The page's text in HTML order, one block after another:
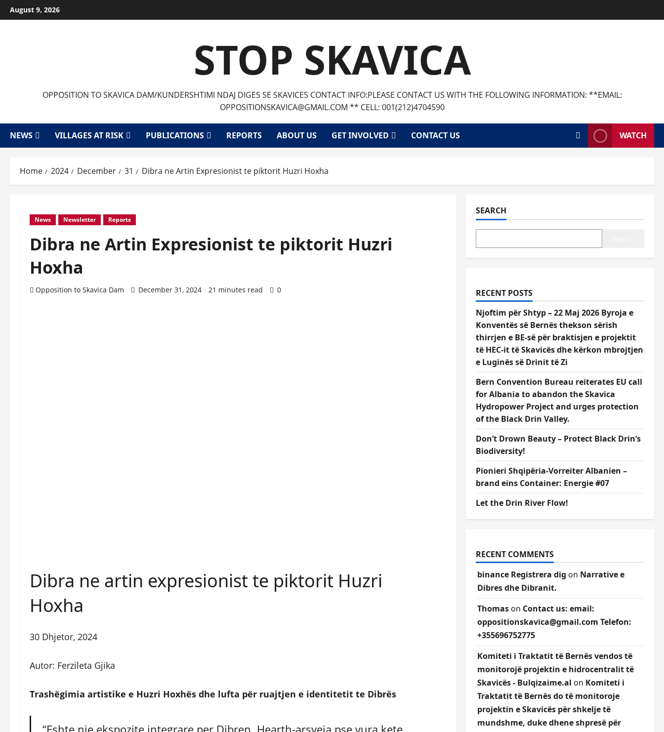
Skip
to
August 9, 2026
STOP SKAVICA
OPPOSITION TO SKAVICA DAM/KUNDERSHTIMI NDAJ DIGES SE SKAVICES CONTACT INFO:PLEASE CONTACT US WITH THE FOLLOWING INFORMATION: **EMAIL:
OPPOSITIONSKAVICA@GMAIL.COM ** CELL: 001(212)4704590
NEWS VILLAGES AT RISK PUBLICATIONS REPORTS ABOUT US GET INVOLVED CONTACT US WATCH
Home 2024 December 31 Dibra ne Artin Expresionist te piktorit Huzri Hoxha
News Newsletter Reports
Dibra ne Artin Expresionist te piktorit Huzri
Hoxha
Opposition to Skavica Dam December 31, 2024 21 minutes read 0
Dibra ne artin expresionist te piktorit Huzri
Hoxha
30 Dhjetor, 2024
Autor: Ferzileta Gjika
Trashëgimia artistike e Huzri Hoxhës dhe lufta për ruajtjen e identitetit te Dibrës
SEARCH
RECENT POSTS
Njoftim për Shtyp – 22 Maj 2026 Byroja e
Konventës së Bernës thekson sërish
thirrjen e BE-së për braktisjen e projektit
të HEC-it të Skavicës dhe kërkon mbrojtjen
e Luginës së Drinit të Zi
Bern Convention Bureau reiterates EU call
for Albania to abandon the Skavica
Hydropower Project and urges protection
of the Black Drin Valley.
Don’t Drown Beauty – Protect Black Drin’s
Biodiversity!
Pionieri Shqipëria-Vorreiter Albanien –
brand eins Container: Energie #07
Let the Drin River Flow!
RECENT COMMENTS
binance Registrera dig on Narrative e
Dibres dhe Dibranit.
Thomason Contact us: email:
oppositionskavica@gmail.com Telefon:
+355696752775
Komiteti i Traktatit të Bernës vendos të
monitorojë projektin e hidrocentralit të
Skavicës - Bulqizaime.al on Komiteti i
Traktatit të Bernës do të monitoroje
projektin e Skavicës për shkelje të
mundshme, duke dhene shpresë për